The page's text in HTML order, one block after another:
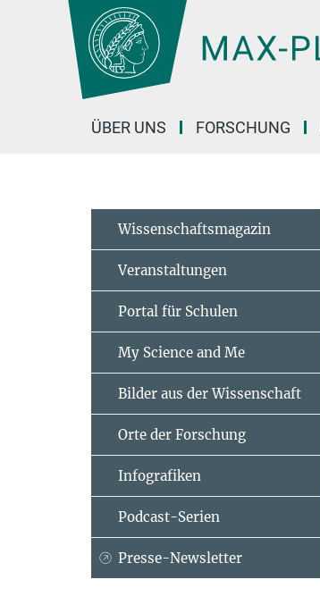
Hauptinhalt
ÜBER UNS FORSCHUNG
Wissenschaftsmagazin
Veranstaltungen
Portal für Schulen
My Science and Me
Bilder aus der Wissenschaft
Orte der Forschung
Infografiken
Podcast-Serien
Presse-Newsletter